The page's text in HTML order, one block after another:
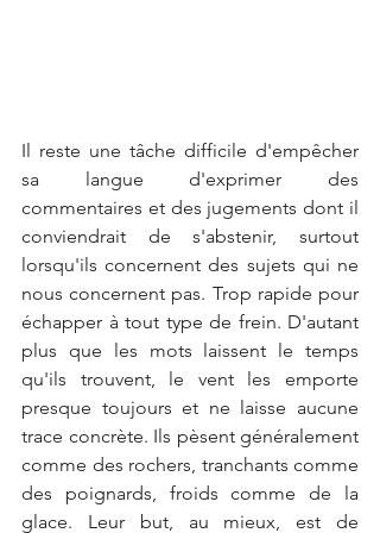
Il reste une tâche difficile d'empêcher
sa langue d'exprimer des
commentaires et des jugements dont il
conviendrait de s'abstenir, surtout
lorsqu'ils concernent des sujets qui ne
nous concernent pas. Trop rapide pour
échapper à tout type de frein. D'autant
plus que les mots laissent le temps
qu'ils trouvent, le vent les emporte
presque toujours et ne laisse aucune
trace concrète. Ils pèsent généralement
comme des rochers, tranchants comme
des poignards, froids comme de la
glace. Leur but, au mieux, est de